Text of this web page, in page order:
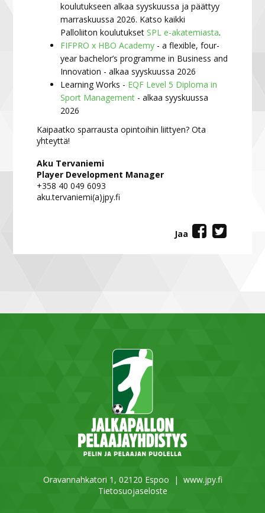
koulutukseen alkaa syyskuussa ja päättyy
marraskuussa 2026. Katso kaikki
Palloliiton koulutuksetSPL e-akatemiasta.
FIFPRO x HBO Academy - a flexible, four-
year bachelor’s programme in Business and
Innovation - alkaa syyskuussa 2026
Learning Works - EQF Level 5 Diploma in
Sport Management - alkaa syyskuussa
2026
Kaipaatko sparrausta opintoihin liittyen? Ota
yhteyttä!
Aku Tervaniemi
Player Development Manager
+358 40 049 6093
aku.tervaniemi(a)jpy.fi
Jaa
Oravannahkatori 1, 02120 Espoo | www.jpy.fi
Tietosuojaseloste